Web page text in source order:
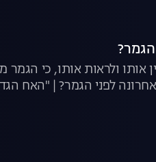
ולראות אותו, כי
לפני הגמר? | "האח